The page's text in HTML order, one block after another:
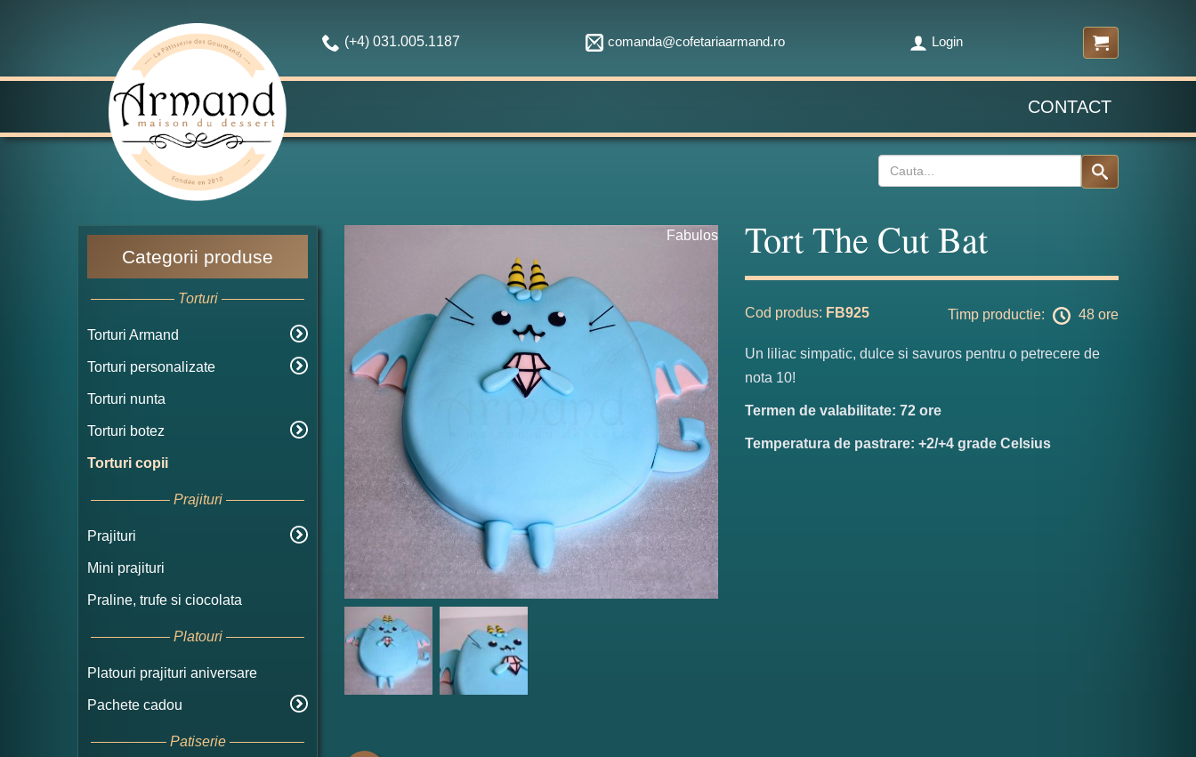
(+4) 031.005.1187 comanda@cofetariaarmand.ro Login
CONTACT
Categorii produse
Torturi
Torturi Armand
Torturi personalizate
Torturi nunta
Torturi botez
Torturi copii
Prajituri
Prajituri
Mini prajituri
Praline, trufe si ciocolata
Platouri
Platouri prajituri aniversare
Pachete cadou
Patiserie
Fabulos Tort The Cut Bat
Cod produs: FB925 Timp productie: 48 ore
Un liliac simpatic, dulce si savuros pentru o petrecere de
nota 10!
Termen de valabilitate: 72 ore
Temperatura de pastrare: +2/+4 grade Celsius